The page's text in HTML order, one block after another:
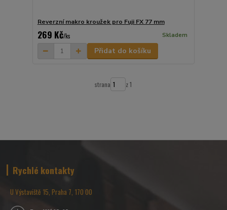
Reverzní makro kroužek pro Fuji FX 77 mm
269 Kč/ks Skladem
Přidat do košíku
strana z 1
Rychlé kontakty
U Výstaviště 15, Praha 7, 170 00